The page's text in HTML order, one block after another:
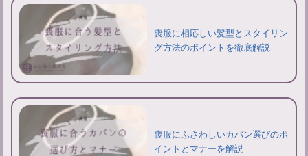
喪服に相応しい髪型とスタイリン
グ方法のポイントを徹底解説
喪服にふさわしいカバン選びのポ
イントとマナーを解説